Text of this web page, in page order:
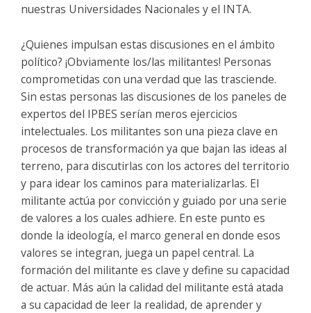
nuestras Universidades Nacionales y el INTA.
¿Quienes impulsan estas discusiones en el ámbito
político? ¡Obviamente los/las militantes! Personas
comprometidas con una verdad que las trasciende.
Sin estas personas las discusiones de los paneles de
expertos del IPBES serían meros ejercicios
intelectuales. Los militantes son una pieza clave en
procesos de transformación ya que bajan las ideas al
terreno, para discutirlas con los actores del territorio
y para idear los caminos para materializarlas. El
militante actúa por convicción y guiado por una serie
de valores a los cuales adhiere. En este punto es
donde la ideología, el marco general en donde esos
valores se integran, juega un papel central. La
formación del militante es clave y define su capacidad
de actuar. Más aún la calidad del militante está atada
a su capacidad de leer la realidad, de aprender y